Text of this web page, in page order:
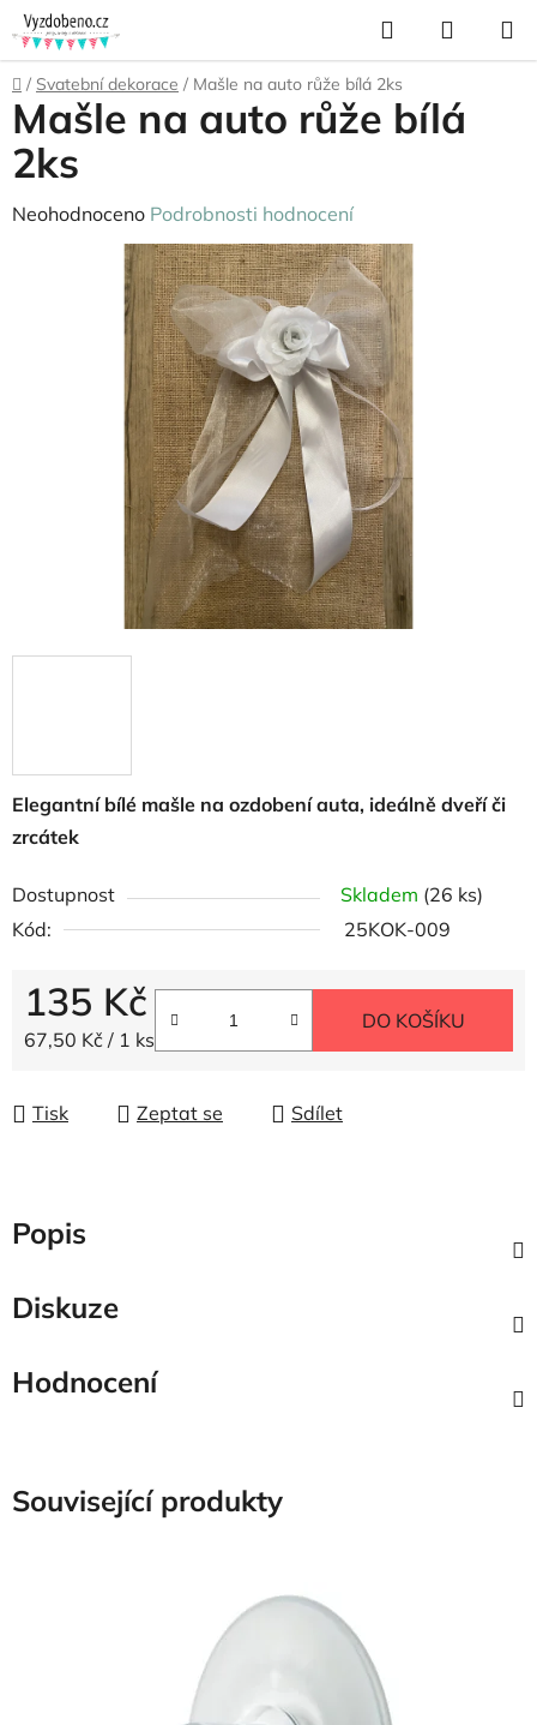
Přejít
na
obsah
Hledat
KOŠÍK
Domů
/ Svatební dekorace / Mašle na auto růže bílá 2ks
Elegantní bílé mašle na ozdobení auta, ideálně dveří či
zrcátek
Dostupnost Skladem (26 ks)
Kód:
25KOK-009
135 Kč
Měrná cena:
67,50 Kč / 1 ks
DO KOŠÍKU
Tisk Zeptat se Sdílet
Mašle na auto růže bílá
2ks
Průměrné
Neohodnoceno Podrobnosti hodnocení
Popis
Diskuze
Hodnocení
Související produkty